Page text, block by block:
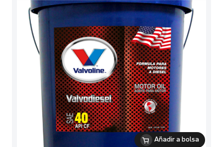
Añadir a bolsa